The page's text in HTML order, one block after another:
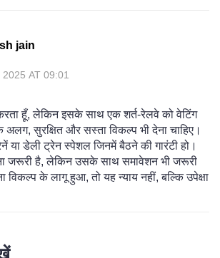
jain
2025 AT 09:01
हूँ, लेकिन इसके साथ एक शर्त-रेलवे को वेटिंग
सुरक्षित और सस्ता विकल्प भी देना चाहिए।
या डेली ट्रेन स्पेशल जिनमें बैठने की गारंटी हो।
जरूरी है, लेकिन उसके साथ समावेशन भी जरूरी
विकल्प के लागू हुआ, तो यह न्याय नहीं, बल्कि उपेक्षा